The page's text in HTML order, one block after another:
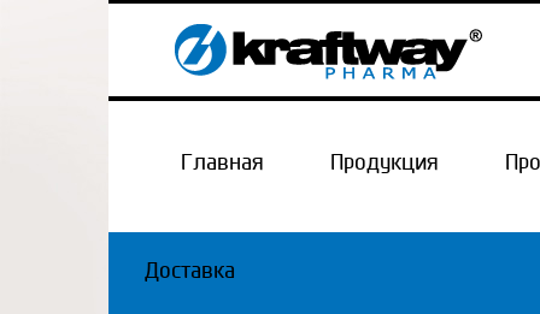
Главная Продукция
Доставка